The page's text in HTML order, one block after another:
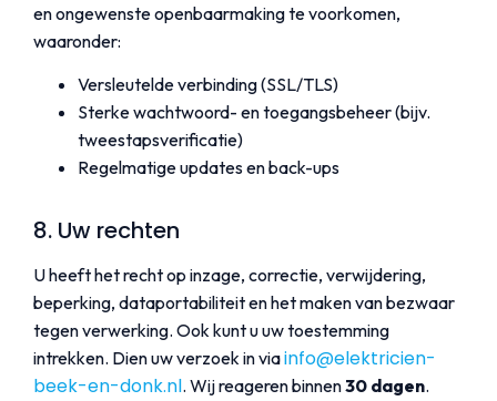
en ongewenste openbaarmaking te voorkomen,
waaronder:
Versleutelde verbinding (SSL/TLS)
Sterke wachtwoord- en toegangsbeheer (bijv.
tweestapsverificatie)
Regelmatige updates en back-ups
8. Uw rechten
U heeft het recht op inzage, correctie, verwijdering,
beperking, dataportabiliteit en het maken van bezwaar
tegen verwerking. Ook kunt u uw toestemming
intrekken. Dien uw verzoek in viainfo@elektricien-
beek-en-donk.nl. Wij reageren binnen30 dagen.